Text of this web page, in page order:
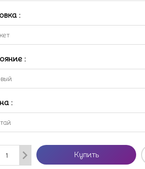
:
:
:
Купить